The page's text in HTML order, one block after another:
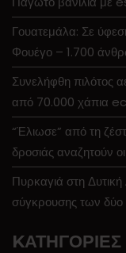
Γουατεμάλα: Σε
Φουέγο – 1.700
Συνελήφθη πιλότος
από 70.000 χάπια
“Έλιωσε” από τη
δροσιάς αναζητούν
Πυρκαγιά στη Δυτική
σύγκρουσης των δύο
KΑΤΗΓΟΡΊΕΣ